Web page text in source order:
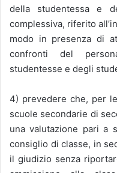
della studentessa e
complessiva, riferito
modo in presenza di
confronti del
studentesse e degli
4) prevedere che, per
scuole secondarie di
una valutazione pari a
consiglio di classe, in
il giudizio senza